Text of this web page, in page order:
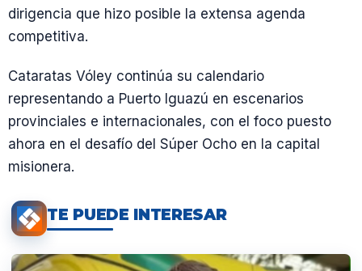
dirigencia que hizo posible la extensa agenda
competitiva.
Cataratas Vóley continúa su calendario
representando a Puerto Iguazú en escenarios
provinciales e internacionales, con el foco puesto
ahora en el desafío del Súper Ocho en la capital
misionera.
TE PUEDE INTERESAR